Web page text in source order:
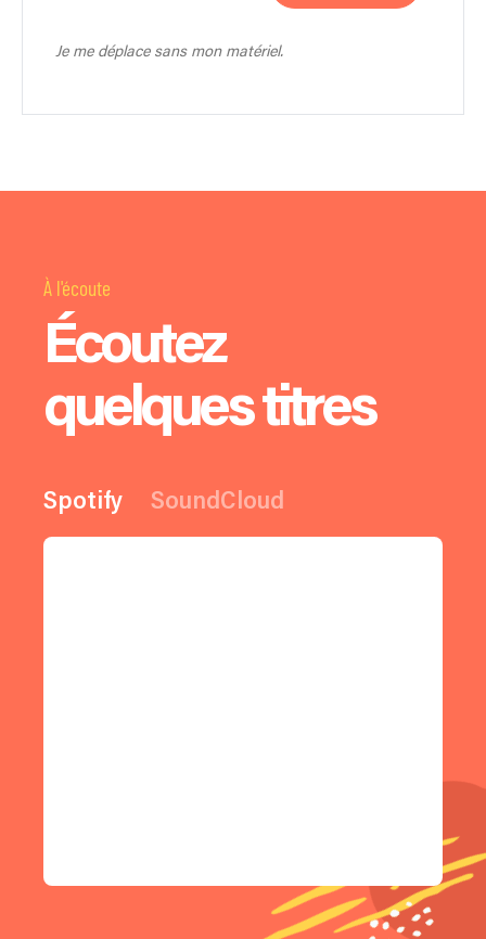
Je me déplace sans mon matériel.
À l'écoute
Écoutez
quelques titres
Spotify SoundCloud